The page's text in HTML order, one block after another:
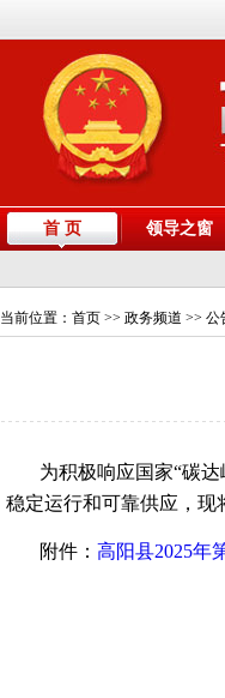
首 页 领导之窗
当前位置： 首页 >> 政务频道 >> 公
为积极响应国家“碳
稳定运行和可靠供应，现
附件： 高阳县2025年